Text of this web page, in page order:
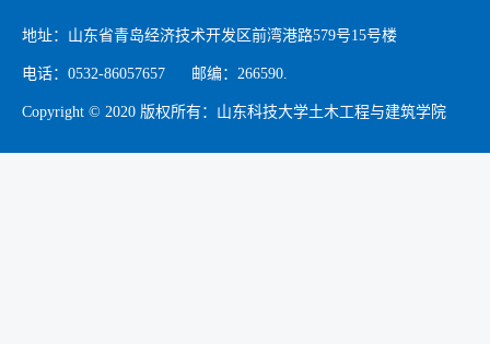
地址：山东省青岛经济技术开发区前湾港路579号15号楼
电话：0532-86057657 邮编：266590.
Copyright © 2020 版权所有：山东科技大学土木工程与建筑学院